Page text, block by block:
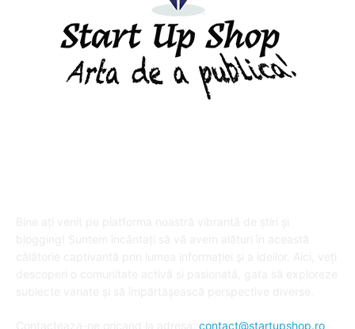
contact@startupshop.ro